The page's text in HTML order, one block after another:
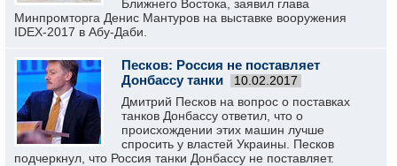
Ближнего Востока, заявил глава
Минпромторга Денис Мантуров на выставке вооружения
IDEX-2017 в Абу-Даби.
Песков: Россия не поставляет
Донбассу танки
10.02.2017
Дмитрий Песков на вопрос о поставках
танков Донбассу ответил, что о
происхождении этих машин лучше
спросить у властей Украины. Песков
подчеркнул, что Россия танки Донбассу не поставляет.